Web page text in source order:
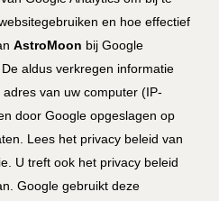
en hoe effectief
AstroMoon bij Google
aldus verkregen informatie
van uw computer (IP-
door Google opgeslagen op
Lees het privacy beleid van
U treft ook het privacy beleid
Google gebruikt deze